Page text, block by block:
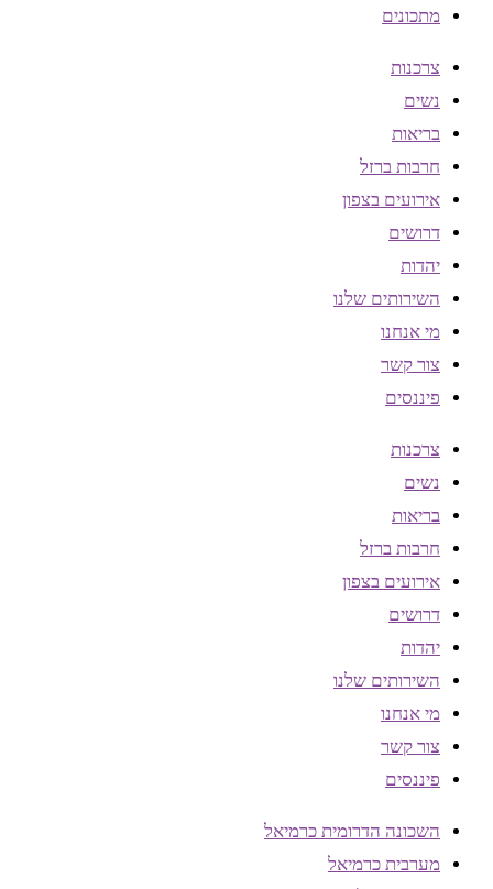
מתכונים
צרכנות
נשים
בריאות
חרבות ברזל
אירועים בצפון
דרושים
יהדות
השירותים שלנו
מי אנחנו
צור קשר
פיננסים
צרכנות
נשים
בריאות
חרבות ברזל
אירועים בצפון
דרושים
יהדות
השירותים שלנו
מי אנחנו
צור קשר
פיננסים
השכונה הדרומית כרמיאל
מערבית כרמיאל